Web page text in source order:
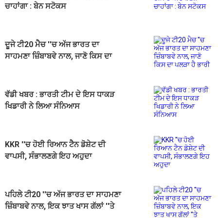
ਚਾਹਾਂਗਾ : ਬੇਨ ਸਟੋਕਸ
ਦੂਜੇ ਟੀ20 ਮੈਚ ''ਚ ਅੱਜ ਭਾਰਤ ਦਾ
ਸਾਹਮਣਾ ਜ਼ਿੰਬਾਬਵੇ ਨਾਲ, ਜਾਣੋ ਕਿਸ ਦਾ
ਵੱਡੀ ਖਬਰ : ਭਾਰਤੀ ਟੀਮ ਦੇ ਇਸ ਧਾਕੜ
ਖਿਡਾਰੀ ਨੇ ਲਿਆ ਸੰਨਿਆਸ
KKR ''ਚ ਹੋਈ ਰਿਆਨ ਟੈਨ ਡੋਸ਼ੇਟ ਦੀ
ਵਾਪਸੀ, ਸੰਭਾਲਣਗੇ ਇਹ ਅਹੁਦਾ
ਪਹਿਲੇ ਟੀ20 ''ਚ ਅੱਜ ਭਾਰਤ ਦਾ ਸਾਹਮਣਾ
ਜ਼ਿੰਬਾਬਵੇ ਨਾਲ, ਇਕ ਝਾਤ ਖਾਸ ਗੱਲਾਂ ''ਤੇ